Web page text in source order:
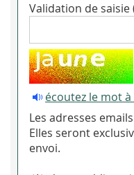
Validation de saisie
écoutez le mot
Les adresses
Elles seront
envoi.